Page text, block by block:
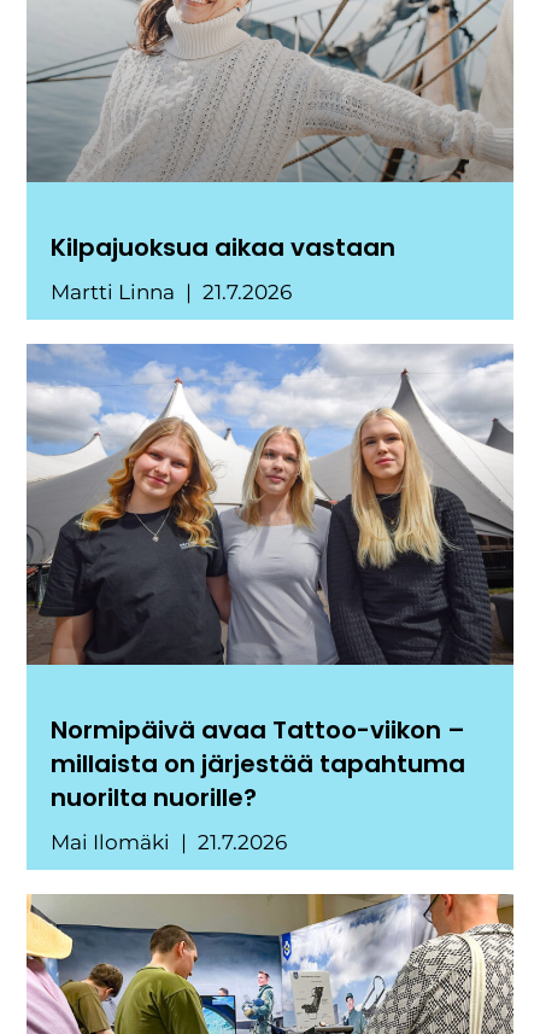
Kilpajuoksua aikaa vastaan
Martti Linna 21.7.2026
Normipäivä avaa Tattoo-viikon –
millaista on järjestää tapahtuma
nuorilta nuorille?
Mai Ilomäki 21.7.2026